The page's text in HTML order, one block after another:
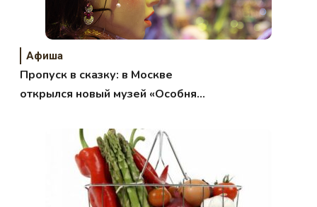
Афиша
Пропуск в сказку: в Москве
открылся новый музей «Особняк-